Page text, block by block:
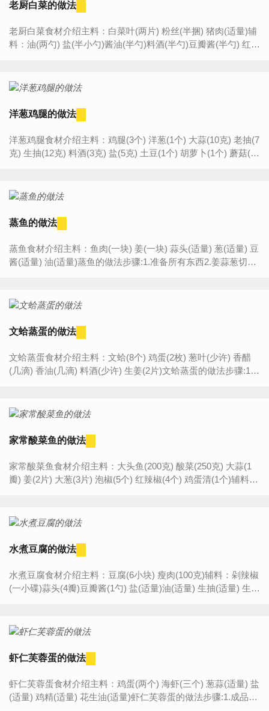
老厨白菜的做法
老厨白菜食材介绍主料：白菜叶(两片) 粉丝(半捆) 猪肉(适量)辅
料：油(两勺) 盐(半小勺)酱油(半勺)料酒(半勺)豆瓣酱(半勺) 红辣
洋葱鸡腿的做法
洋葱鸡腿食材介绍主料：鸡腿(3个) 洋葱(1个) 大蒜(10克) 老抽(7
克) 生抽(12克) 料酒(3克) 盐(5克) 土豆(1个) 胡萝卜(1个) 蘑菇(3
蒸鱼的做法
蒸鱼食材介绍主料：鱼肉(一块) 姜(一块) 蒜头(适量) 葱(适量) 豆
酱(适量) 油(适量)蒸鱼的做法步骤:1.准备所有东西2.姜蒜葱切好
文蛤蒸蛋的做法
文蛤蒸蛋食材介绍主料：文蛤(8个) 鸡蛋(2枚) 葱叶(少许) 香醋
(几滴) 香油(几滴) 料酒(少许) 生姜(2片)文蛤蒸蛋的做法步骤:1.
家常酸菜鱼的做法
家常酸菜鱼食材介绍主料：大头鱼(200克) 酸菜(250克) 大蒜(1
瓣) 姜(2片) 大葱(3片) 泡椒(5个) 红辣椒(4个) 鸡蛋清(1个)辅料：
水煮豆腐的做法
水煮豆腐食材介绍主料：豆腐(6小块) 瘦肉(100克)辅料：剁辣椒
(一小碟)蒜头(4瓣)豆瓣酱(1勺) 盐(适量)油(适量) 生抽(适量) 生粉
虾仁芙蓉蛋的做法
虾仁芙蓉蛋食材介绍主料：鸡蛋(两个) 海虾(三个) 葱蒜(适量) 盐
(适量) 鸡精(适量) 花生油(适量)虾仁芙蓉蛋的做法步骤:1.成品图